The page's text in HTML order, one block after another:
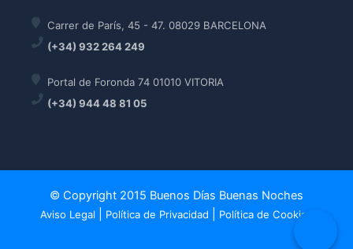
Carrer de París, 45 - 47. 08029 BARCELONA
(+34) 932 264 249
Portal de Foronda 74 01010 VITORIA
(+34) 944 48 81 05
© Copyright 2015 Buenos Días Buenas Noches
Aviso Legal Política de Privacidad Política de Cookies